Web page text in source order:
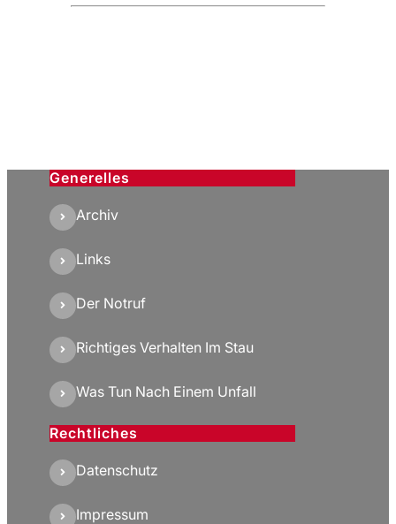
Generelles
Archiv
Links
Der Notruf
Richtiges Verhalten Im Stau
Was Tun Nach Einem Unfall
Rechtliches
Datenschutz
Impressum